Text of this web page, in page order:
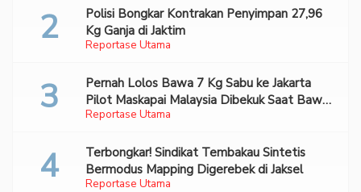
Reportase Utama
Polisi Bongkar Kontrakan Penyimpan 27,96
Kg Ganja di Jaktim
Reportase Utama
Pernah Lolos Bawa 7 Kg Sabu ke Jakarta
Pilot Maskapai Malaysia Dibekuk Saat Bawa
70 Ribu Pil Ekstasi Di Bandara Soetta
Reportase Utama
Terbongkar! Sindikat Tembakau Sintetis
Bermodus Mapping Digerebek di Jaksel